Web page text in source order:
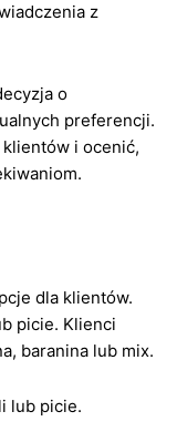
z
o
preferencji.
i ocenić,
dla klientów.
picie. Klienci
baranina lub mix.
lub picie.